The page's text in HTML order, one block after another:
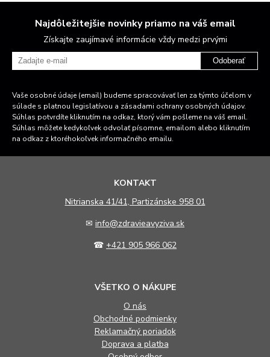
Najdôležitejšie novinky priamo na váš email
Získajte zaujímavé informácie vždy medzi prvými
Odoberať
Vaše osobné údaje (email) budeme spracovávať len za týmto účelom v
súlade s platnou legislatívou a zásadami ochrany osobných údajov.
Súhlas potvrdíte kliknutím na odkaz, ktorý vám pošleme na váš email.
Súhlas môžete kedykoľvek odvolať písomne, emailom alebo kliknutím
na odkaz z ktoréhokoľvek informačného emailu.
KONTAKT
Nitrianska 41/41, Partizánske 958 01
✉ info@zdravieavyziva.sk
☎ +421 905 966 062
VŠETKO O NÁKUPE
O nás
Obchodné podmienky
Reklamačný poriadok
Doprava a platba